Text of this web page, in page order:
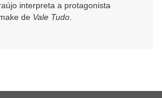
interpreta a protagonista
de Vale Tudo